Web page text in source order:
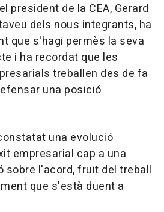
president de la CEA, Gerard
dels nous integrants, ha
que s'hagi permès la seva
i ha recordat que les
treballen des de fa
una posició
una evolució
empresarial cap a una
sobre l'acord, fruit del treball
que s'està duent a